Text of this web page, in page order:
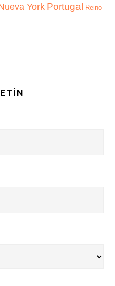
York Portugal Reino